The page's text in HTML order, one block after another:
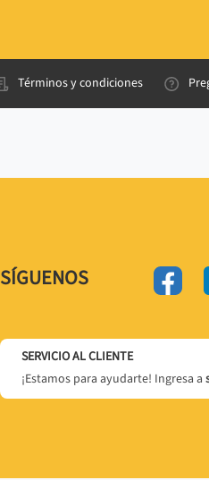
Términos y condiciones
SÍGUENOS
SERVICIO AL CLIENTE
¡Estamos para ayudarte! Ingresa a